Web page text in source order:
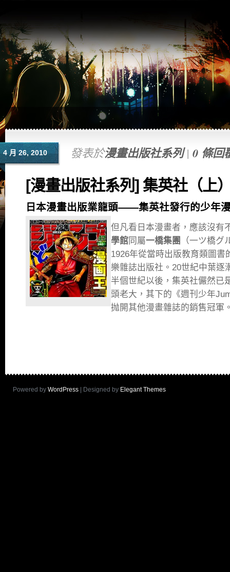
4 月 26, 2010 發表於漫畫出版社系列| 0 條回
[漫畫出版社系列] 集英社（上
日本漫畫出版業龍頭——集英社發行的少年
但凡看日本漫畫者，應該沒有
學館同屬一橋集團
（一ツ橋グ
1926年從當時出版教育類圖書
樂雜誌出版社。20世紀中葉逐
半個世紀以後，集英社儼然已
頭老大，其下的《週刊少年
抛開其他漫畫雜誌的銷售冠軍
Powered by WordPress | Designed by Elegant Themes